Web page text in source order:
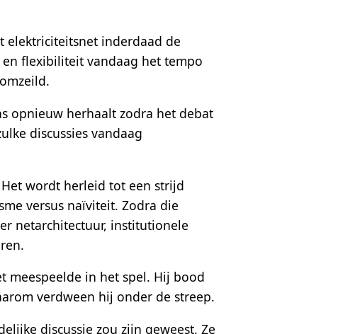
elektriciteitsnet inderdaad de
flexibiliteit vandaag het tempo
opnieuw herhaalt zodra het debat
discussies vandaag
wordt herleid tot een strijd
versus naïviteit. Zodra die
netarchitectuur, institutionele
meespeelde in het spel. Hij bood
verdween hij onder de streep.
discussie zou zijn geweest. Ze